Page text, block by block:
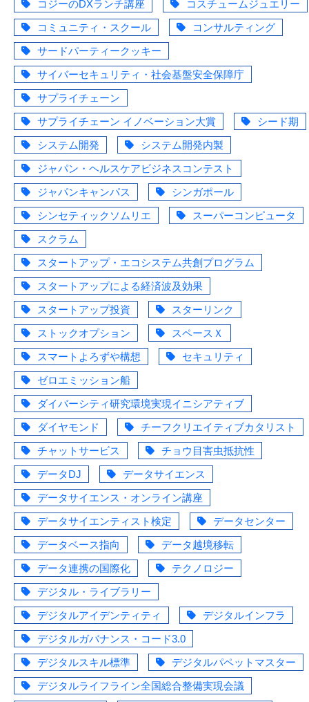
コジーのDXランチ講座
コスチュームジュエリー
コミュニティ・スクール
コンサルティング
サードパーティークッキー
サイバーセキュリティ・社会基盤安全保障庁
サプライチェーン
サプライチェーン イノベーション大賞
シード期
システム開発
システム開発内製
ジャパン・ヘルスケアビジネスコンテスト
ジャパンキャンパス
シンガポール
シンセティックソムリエ
スーパーコンピュータ
スクラム
スタートアップ・エコシステム共創プログラム
スタートアップによる経済波及効果
スタートアップ投資
スターリンク
ストックオプション
スペースＸ
スマートよろずや構想
セキュリティ
ゼロエミッション船
ダイバーシティ研究環境実現イニシアティブ
ダイヤモンド
チーフクリエイティブカタリスト
チャットサービス
チョウ目害虫抵抗性
データDJ
データサイエンス
データサイエンス・オンライン講座
データサイエンティスト検定
データセンター
データベース指向
データ越境移転
データ連携の国際化
テクノロジー
デジタル・ライブラリー
デジタルアイデンティティ
デジタルインフラ
デジタルガバナンス・コード3.0
デジタルスキル標準
デジタルパペットマスター
デジタルライフライン全国総合整備実現会議